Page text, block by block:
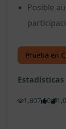
Posible
Prueba en
1,807 0